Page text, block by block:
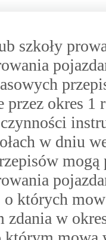
szkoły
przez okres
w dniu
o których
zdania w